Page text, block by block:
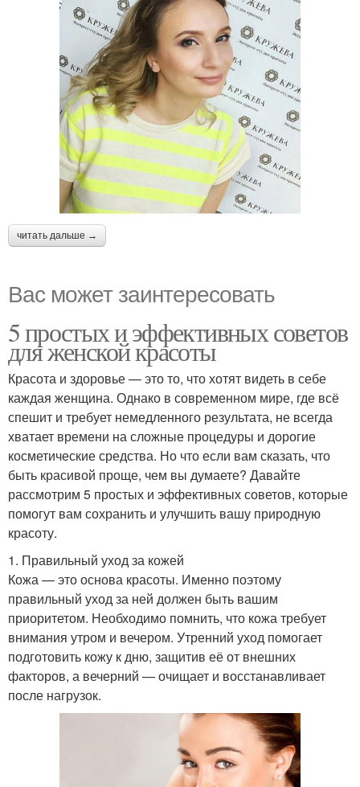
читать дальше →
Вас может заинтересовать
5 простых и эффективных советов
для женской красоты
Красота и здоровье — это то, что хотят видеть в себе
каждая женщина. Однако в современном мире, где всё
спешит и требует немедленного результата, не всегда
хватает времени на сложные процедуры и дорогие
косметические средства. Но что если вам сказать, что
быть красивой проще, чем вы думаете? Давайте
рассмотрим 5 простых и эффективных советов, которые
помогут вам сохранить и улучшить вашу природную
красоту.
1. Правильный уход за кожей
Кожа — это основа красоты. Именно поэтому
правильный уход за ней должен быть вашим
приоритетом. Необходимо помнить, что кожа требует
внимания утром и вечером. Утренний уход помогает
подготовить кожу к дню, защитив её от внешних
факторов, а вечерний — очищает и восстанавливает
после нагрузок.